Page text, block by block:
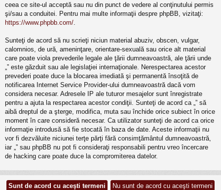
ceea ce site-ul acceptă sau nu din punct de vedere al conţinutului permis
şi/sau a conduitei. Pentru mai multe informaţii despre phpBB, vizitaţi:
https://www.phpbb.com/
Sunteţi de acord să nu scrieţi niciun material abuziv, obscen, vulgar,
calomnios, de ură, ameninţare, orientare-sexuală sau orice alt material
care poate viola prevederile legale ale ţării dumneavoastră, ale ţării unde
„” este găzduit sau ale legislaţiei internaţionale. Nerespectarea acestor
prevederi poate duce la blocarea imediată şi permanentă însoţită de
notificarea Internet Service Provider-ului dumneavoastră dacă vom
considera necesar. Adresele IP ale tuturor mesajelor sunt înregistrate
pentru a ajuta la respectarea acestor condiţii. Sunteţi de acord ca „” să
aibă dreptul de a şterge, modifica, muta sau închide orice subiect în orice
moment în care consideră necesar. Ca utilizator sunteţi de acord ca orice
informaţie introdusă să fie stocată în baza de date. Aceste informaţii nu
vor fi dezvăluite niciunei terţe părţi fără consimţământul dumneavoastră,
iar „” sau phpBB nu pot fi consideraţi responsabili pentru vreo încercare
de hacking care poate duce la compromiterea datelor.